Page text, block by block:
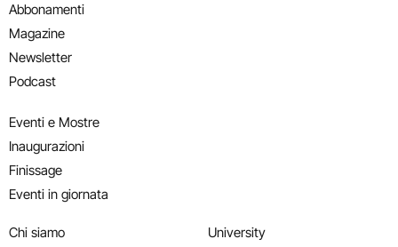
Abbonamenti
Magazine
Newsletter
Podcast
Eventi e Mostre
Inaugurazioni
Finissage
Eventi in giornata
Chi siamo
University